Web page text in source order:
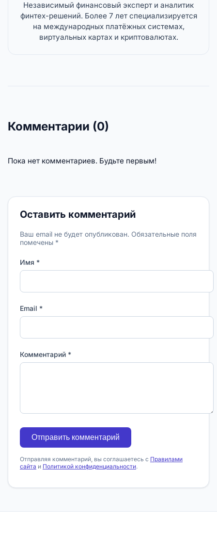
Независимый финансовый эксперт и аналитик
финтех-решений. Более 7 лет специализируется
на международных платёжных системах,
виртуальных картах и криптовалютах.
Комментарии (0)
Пока нет комментариев. Будьте первым!
Оставить комментарий
Ваш email не будет опубликован. Обязательные поля
помечены *
Имя *
Email *
Комментарий *
Отправить комментарий
Отправляя комментарий, вы соглашаетесь с Правилами
сайта и Политикой конфиденциальности.